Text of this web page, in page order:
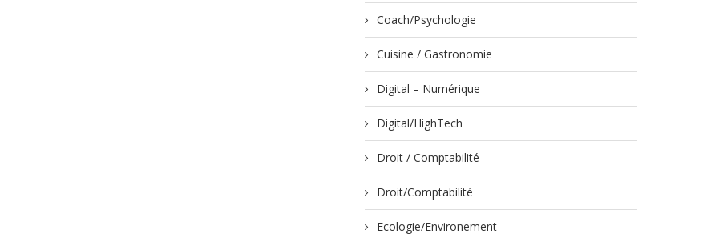
Coach/Psychologie
Cuisine / Gastronomie
Digital – Numérique
Digital/HighTech
Droit / Comptabilité
Droit/Comptabilité
Ecologie/Environement